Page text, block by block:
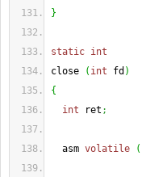
}
static int
close
( int fd )
{
int ret ;
asm volatile (